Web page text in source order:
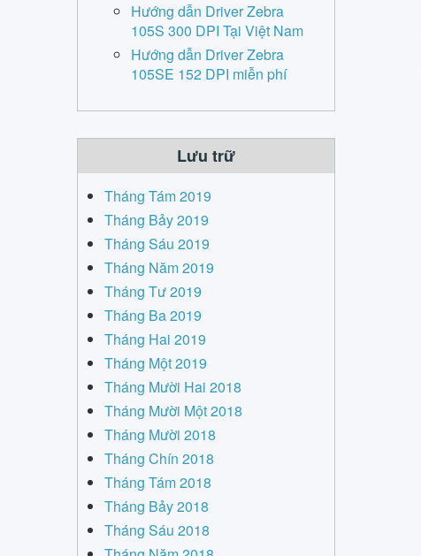
Hướng dẫn Driver Zebra
105S 300 DPI Tại Việt Nam
Hướng dẫn Driver Zebra
105SE 152 DPI miễn phí
Lưu trữ
Tháng Tám 2019
Tháng Bảy 2019
Tháng Sáu 2019
Tháng Năm 2019
Tháng Tư 2019
Tháng Ba 2019
Tháng Hai 2019
Tháng Một 2019
Tháng Mười Hai 2018
Tháng Mười Một 2018
Tháng Mười 2018
Tháng Chín 2018
Tháng Tám 2018
Tháng Bảy 2018
Tháng Sáu 2018